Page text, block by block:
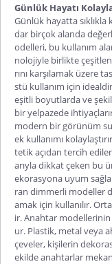
Günlük Hayatı
Günlük hayatta
dar birçok alanda
odelleri, bu kullanım
nolojiyle birlikte
rını karşılamak üzere
stü kullanım için
eşitli boyutlarda ve
bir yelpazede
modern bir görünüm
ek kullanımı
tetik açıdan tercih
arıyla dikkat çeken bu
ekorasyona uyum
ran dimmerli modeller
amak için kullanılır.
ir. Anahtar modellerinin
ur. Plastik, metal veya
çeveler, kişilerin
ekilde anahtarlar